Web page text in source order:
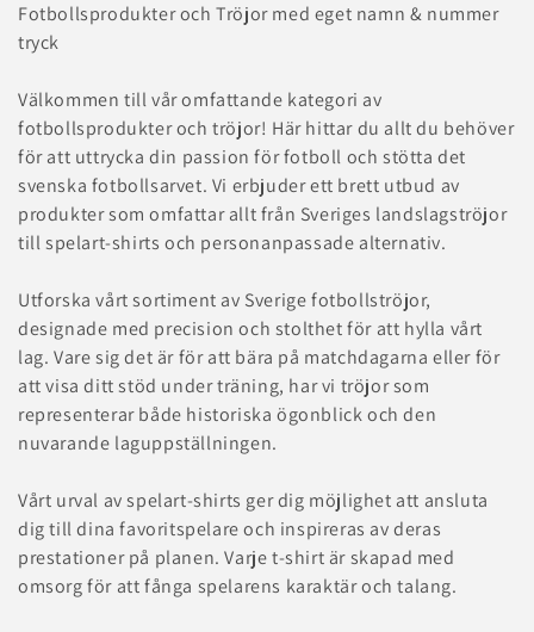
l
l
e
c
t
o
n
:
Fotbollsprodukter och Tröjor med eget namn & nummer
tryck
Välkommen till vår omfattande kategori av
fotbollsprodukter och tröjor! Här hittar du allt du behöver
för att uttrycka din passion för fotboll och stötta det
svenska fotbollsarvet. Vi erbjuder ett brett utbud av
produkter som omfattar allt från Sveriges landslagströjor
till spelart-shirts och personanpassade alternativ.
Utforska vårt sortiment av Sverige fotbollströjor,
designade med precision och stolthet för att hylla vårt
lag. Vare sig det är för att bära på matchdagarna eller för
att visa ditt stöd under träning, har vi tröjor som
representerar både historiska ögonblick och den
nuvarande laguppställningen.
Vårt urval av spelart-shirts ger dig möjlighet att ansluta
dig till dina favoritspelare och inspireras av deras
prestationer på planen. Varje t-shirt är skapad med
omsorg för att fånga spelarens karaktär och talang.